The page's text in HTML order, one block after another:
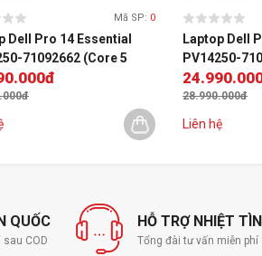
Kết nối
Wireless
LAN
Bluetooth
Bàn
Giao
Mã SP: 0
Dell Pro 14 Essential
71092662 (Core 5
| 1TB SSD | 14"
11)
Laptop Dell
PV14250-
120U | 16GB |
FHD+ | Ubuntu)
28.990.000đ
Liên hệ
QUỐC
COD
HỖ TRỢ NHIỆT
Tổng đài tư vấn miễn phí